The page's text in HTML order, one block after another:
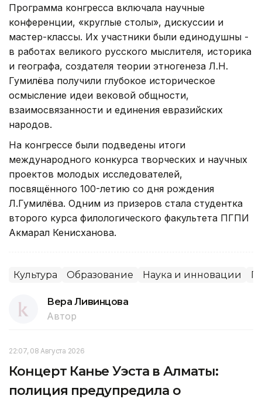
Программа конгресса включала научные
конференции, «круглые столы», дискуссии и
мастер-классы. Их участники были единодушны -
в работах великого русского мыслителя, историка
и географа, создателя теории этногенеза Л.Н.
Гумилёва получили глубокое историческое
осмысление идеи вековой общности,
взаимосвязанности и единения евразийских
народов.
На конгрессе были подведены итоги
международного конкурса творческих и научных
проектов молодых исследователей,
посвящённого 100-летию со дня рождения
Л.Гумилёва. Одним из призеров стала студентка
второго курса филологического факультета ПГПИ
Акмарал Кенисханова.
Культура Образование Наука и инновации
Вера Ливинцова
Автор
22:07, 08 Августа 2026
Концерт Канье Уэста в Алматы:
полиция предупредила о